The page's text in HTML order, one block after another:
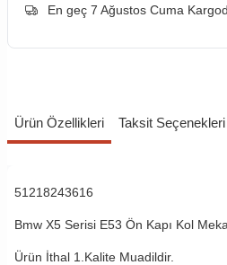
En geç 7 Ağustos Cuma
Ürün Özellikleri Taksit Seçenekleri
51218243616
Bmw X5 Serisi E53 Ön Kapı Kol
Ürün İthal 1.Kalite Muadildir.